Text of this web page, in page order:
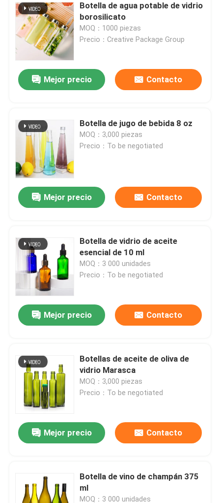
Inicio
Sobre nosotros
Botella de agua potable de vidrio
borosilicato
MOQ：1000 piezas
Precio：Creative Package Group
Mejor precio Contacto
Botella de jugo de bebida 8 oz
MOQ：3,000 piezas
Precio：To be negotiated
Mejor precio Contacto
Botella de vidrio de aceite
esencial de 10 ml
MOQ：3 000 unidades
Precio：To be negotiated
Mejor precio Contacto
Botellas de aceite de oliva de
vidrio Marasca
MOQ：3,000 piezas
Precio：To be negotiated
Mejor precio Contacto
Botella de vino de champán 375
ml
MOQ：3 000 unidades